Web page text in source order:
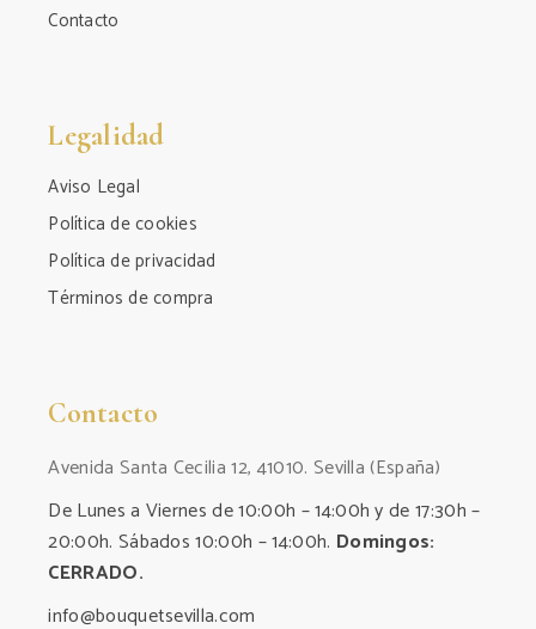
Contacto
Legalidad
Aviso Legal
Política de cookies
Política de privacidad
Términos de compra
Contacto
Avenida Santa Cecilia 12, 41010. Sevilla (España)
De Lunes a Viernes de 10:00h – 14:00h y de 17:30h –
20:00h. Sábados 10:00h – 14:00h. Domingos:
CERRADO.
info@bouquetsevilla.com